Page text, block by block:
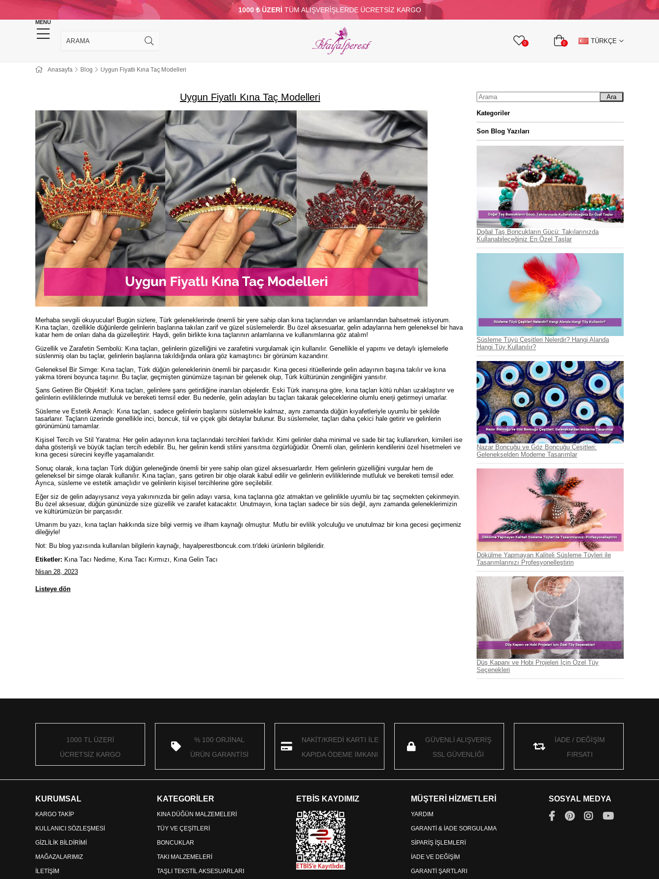
1000 ₺ ÜZERİ TÜM ALIŞVERİŞLERDE ÜCRETSİZ KARGO
MENU
0 0 TÜRKÇE
KINA DÜĞÜN MALZEMELERİ TAKI MALZEMELERİ PARTİ VE SÜS MALZEMELERİ TÜY BONCUKLAR TAŞLI TEKSTİL AKSESUARLARI
TOPTAN DİĞER
Anasayfa Blog Uygun Fiyatlı Kına Taç Modelleri
Uygun Fiyatlı Kına Taç Modelleri
Merhaba sevgili okuyucular! Bugün sizlere, Türk geleneklerinde önemli bir yere sahip olan kına taçlarından ve anlamlarından bahsetmek istiyorum.
Kına taçları, özellikle düğünlerde gelinlerin başlarına takılan zarif ve güzel süslemelerdir. Bu özel aksesuarlar, gelin adaylarına hem geleneksel bir hava
katar hem de onları daha da güzelleştirir. Haydi, gelin birlikte kına taçlarının anlamlarına ve kullanımlarına göz atalım!
Güzellik ve Zarafetin Sembolü: Kına taçları, gelinlerin güzelliğini ve zarafetini vurgulamak için kullanılır. Genellikle el yapımı ve detaylı işlemelerle
süslenmiş olan bu taçlar, gelinlerin başlarına takıldığında onlara göz kamaştırıcı bir görünüm kazandırır.
Geleneksel Bir Simge: Kına taçları, Türk düğün geleneklerinin önemli bir parçasıdır. Kına gecesi ritüellerinde gelin adayının başına takılır ve kına
yakma töreni boyunca taşınır. Bu taçlar, geçmişten günümüze taşınan bir gelenek olup, Türk kültürünün zenginliğini yansıtır.
Şans Getiren Bir Objektif: Kına taçları, gelinlere şans getirdiğine inanılan objelerdir. Eski Türk inanışına göre, kına taçları kötü ruhları uzaklaştırır ve
gelinlerin evliliklerinde mutluluk ve bereketi temsil eder. Bu nedenle, gelin adayları bu taçları takarak geleceklerine olumlu enerji getirmeyi umarlar.
Süsleme ve Estetik Amaçlı: Kına taçları, sadece gelinlerin başlarını süslemekle kalmaz, aynı zamanda düğün kıyafetleriyle uyumlu bir şekilde
tasarlanır. Taçların üzerinde genellikle inci, boncuk, tül ve çiçek gibi detaylar bulunur. Bu süslemeler, taçları daha çekici hale getirir ve gelinlerin
görünümünü tamamlar.
Kişisel Tercih ve Stil Yaratma: Her gelin adayının kına taçlarındaki tercihleri farklıdır. Kimi gelinler daha minimal ve sade bir taç kullanırken, kimileri ise
daha gösterişli ve büyük taçları tercih edebilir. Bu, her gelinin kendi stilini yansıtma özgürlüğüdür. Önemli olan, gelinlerin kendilerini özel hisetmeleri ve
kına gecesi sürecini keyifle yaşamalarıdır.
Sonuç olarak, kına taçları Türk düğün geleneğinde önemli bir yere sahip olan güzel aksesuarlardır. Hem gelinlerin güzelliğini vurgular hem de
geleneksel bir simge olarak kullanılır. Kına taçları, şans getiren bir obje olarak kabul edilir ve gelinlerin evliliklerinde mutluluk ve bereketi temsil eder.
Ayrıca, süsleme ve estetik amaçlıdır ve gelinlerin kişisel tercihlerine göre seçilebilir.
Eğer siz de gelin adayıysanız veya yakınınızda bir gelin adayı varsa, kına taçlarına göz atmaktan ve gelinlikle uyumlu bir taç seçmekten çekinmeyin.
Bu özel aksesuar, düğün gününüzde size güzellik ve zarafet katacaktır. Unutmayın, kına taçları sadece bir süs değil, aynı zamanda geleneklerimizin
ve kültürümüzün bir parçasıdır.
Umarım bu yazı, kına taçları hakkında size bilgi vermiş ve ilham kaynağı olmuştur. Mutlu bir evlilik yolculuğu ve unutulmaz bir kına gecesi geçirmeniz
dileğiyle!
Not: Bu blog yazısında kullanılan bilgilerin kaynağı, hayalperestboncuk.com.tr'deki ürünlerin bilgileridir.
Etiketler: Kına Tacı Nedime, Kına Tacı Kırmızı, Kına Gelin Tacı
Nisan 28, 2023
Listeye dön
Ara
Kategoriler
Son Blog Yazıları
Doğal Taş Boncukların Gücü: Takılarınızda
Kullanabileceğiniz En Özel Taşlar
Süsleme Tüyü Çeşitleri Nelerdir? Hangi Alanda
Hangi Tüy Kullanılır?
Nazar Boncuğu ve Göz Boncuğu Çeşitleri:
Gelenekselden Moderne Tasarımlar
Dökülme Yapmayan Kaliteli Süsleme Tüyleri ile
Tasarımlarınızı Profesyonelleştirin
Düş Kapanı ve Hobi Projeleri İçin Özel Tüy
Seçenekleri
1000 TL ÜZERİ
ÜCRETSİZ KARGO
% 100 ORJİNAL
ÜRÜN GARANTİSİ
NAKİT/KREDİ KARTI İLE
KAPIDA ÖDEME İMKANI
GÜVENLİ ALIŞVERİŞ
SSL GÜVENLİĞİ
İADE / DEĞİŞİM
FIRSATI
KURUMSAL
KARGO TAKİP
KULLANICI SÖZLEŞMESİ
GİZLİLİK BİLDİRİMİ
MAĞAZALARIMIZ
İLETİŞİM
KATEGORİLER
KINA DÜĞÜN MALZEMELERİ
TÜY VE ÇEŞİTLERİ
BONCUKLAR
TAKI MALZEMELERİ
TAŞLI TEKSTİL AKSESUARLARI
ETBİS KAYDIMIZ MÜŞTERİ HİZMETLERİ
YARDIM
GARANTİ & İADE SORGULAMA
SİPARİŞ İŞLEMLERİ
İADE VE DEĞİŞİM
GARANTİ ŞARTLARI
SOSYAL MEDYA